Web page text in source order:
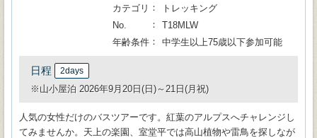
カテゴリ
トレッキング
No.
T18MLW
年齢条件
中学生以上75歳以下参加可能
日程 2days
※山小屋泊 2026年9月20日(日)～21日(月祝)
人気の女性だけのバスツアーです。紅葉のアルプスへチャレンジし
てみませんか。天上の楽園、室堂平では高山植物や雷鳥を探しなが